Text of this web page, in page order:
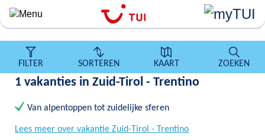
Overslaan
algemene
inhoud
FILTER SORTEREN KAART ZOEKEN
1 vakanties in Zuid-Tirol - Trentino
Van alpentoppen tot zuidelijke sferen
Lees meer over vakantie Zuid-Tirol - Trentino